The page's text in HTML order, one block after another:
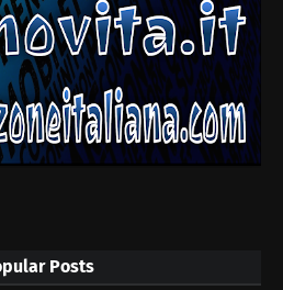
Posts